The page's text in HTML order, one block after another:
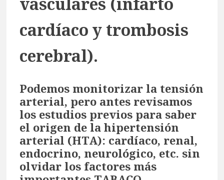
cardíaco y trombosis
cerebral).
Podemos monitorizar la tensión
arterial, pero antes revisamos
los estudios previos para saber
el origen de la hipertensión
arterial (HTA): cardíaco, renal,
endocrino, neurológico, etc. sin
olvidar los factores más